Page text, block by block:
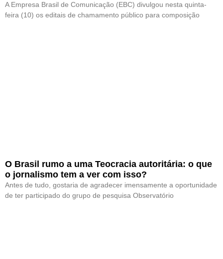
A Empresa Brasil de Comunicação (EBC) divulgou nesta quinta-
feira (10) os editais de chamamento público para composição
O Brasil rumo a uma Teocracia autoritária: o que
o jornalismo tem a ver com isso?
Antes de tudo, gostaria de agradecer imensamente a oportunidade
de ter participado do grupo de pesquisa Observatório